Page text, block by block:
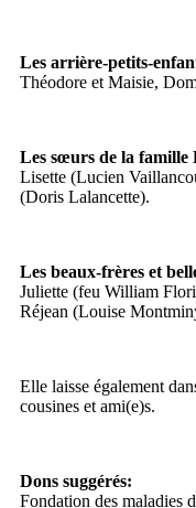
Les arrière-petits-
Théodore et Maisie,
Les sœurs de la famille
Lisette (Lucien
(Doris Lalancette).
Les beaux-frères et
Juliette (feu William
Réjean (Louise
Elle laisse également
cousines et ami(e)s.
Dons suggérés:
Fondation des maladies